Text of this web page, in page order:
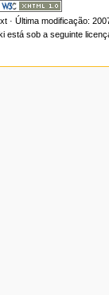
· Última modificação:
está sob a seguinte